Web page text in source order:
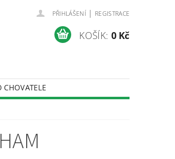
PŘIHLÁŠENÍ | REGISTRACE
KOŠÍK: 0 Kč
CHOVATELE